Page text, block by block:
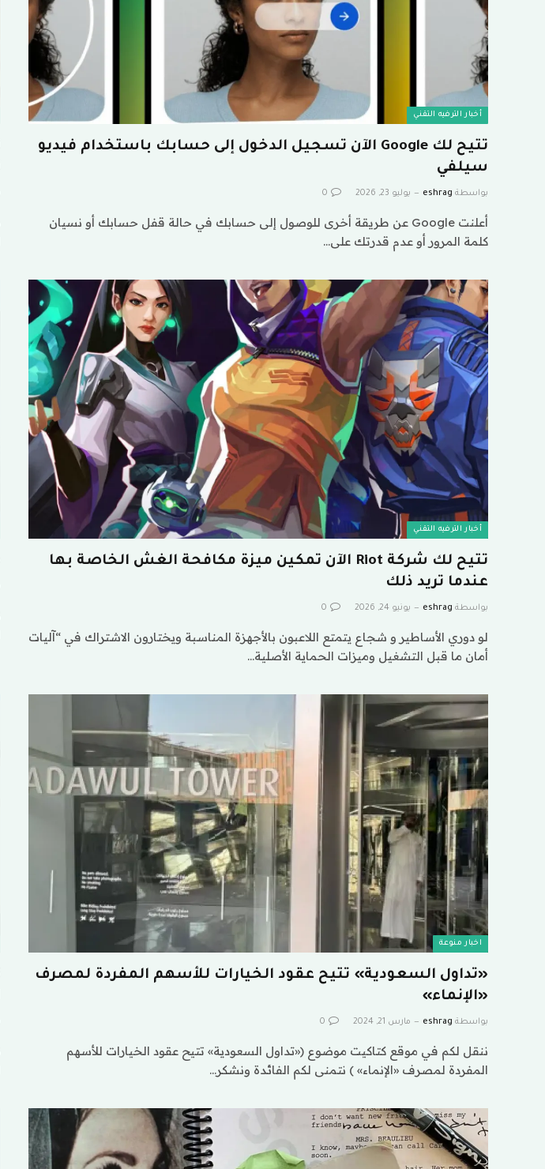
أخبار الترفيه التقني
تتيح لك Google الآن تسجيل الدخول إلى حسابك باستخدام فيديو
سيلفي
بواسطة eshrag يوليو 23, 2026 0
أعلنت Google عن طريقة أخرى للوصول إلى حسابك في حالة قفل حسابك أو نسيان
كلمة المرور أو عدم قدرتك على…
أخبار الترفيه التقني
تتيح لك شركة Riot الآن تمكين ميزة مكافحة الغش الخاصة بها
عندما تريد ذلك
بواسطة eshrag يونيو 24, 2026 0
لو دوري الأساطير و شجاع يتمتع اللاعبون بالأجهزة المناسبة ويختارون الاشتراك في “آليات
أمان ما قبل التشغيل وميزات الحماية الأصلية…
اخبار منوعة
«تداول السعودية» تتيح عقود الخيارات للأسهم المفردة لمصرف
«الإنماء»
بواسطة eshrag مارس 21, 2024 0
ننقل لكم في موقع كتاكيت موضوع («تداول السعودية» تتيح عقود الخيارات للأسهم
المفردة لمصرف «الإنماء» ) نتمنى لكم الفائدة ونشكر…